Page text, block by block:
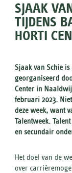
SJAAK
TIJDENS
HORTI
Sjaak van Schie
georganiseerd
Center in
februari 2023.
deze week, want
Talentweek.
en secundair
Het doel van de
over